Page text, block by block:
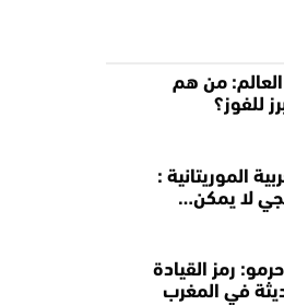
من هم
للفوز؟
الموريتانية :
لا يمكن…
رمز القيادة
في المغرب